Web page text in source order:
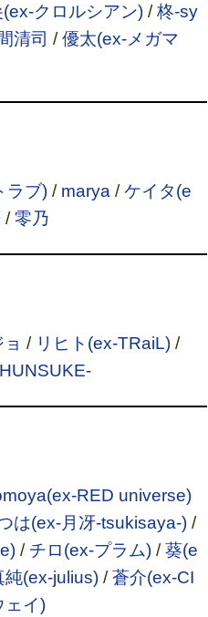
(ex-クロルシアン)/柊-sy
清司 /優太(ex-メガマ
ラブ)/ marya /ケイタ(e
/ 零乃
/ リヒト(ex-TRaiL)/
RED universe)
は(ex-月冴-tsukisaya-)/
/ チロ(ex-プラム)/葵(e
純(ex-julius)/蒼介(ex-CI
ェイ)